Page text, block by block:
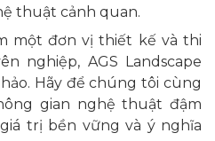
thuật cảnh quan.
một đơn vị thiết kế và thi
nghiệp, AGS Landscape
Hãy để chúng tôi cùng
gian nghệ thuật đậm
trị bền vững và ý nghĩa